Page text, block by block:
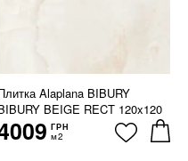
Alaplana BIBURY
BEIGE RECT 120x120
ГРН
м2